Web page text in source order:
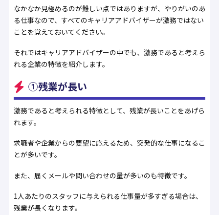
なかなか見極めるのが難しい点ではありますが、やりがいのあ
る仕事なので、すべてのキャリアアドバイザーが激務ではない
ことを覚えておいてください。
それではキャリアアドバイザーの中でも、激務であると考えら
れる企業の特徴を紹介します。
①残業が長い
激務であると考えられる特徴として、残業が長いことをあげら
れます。
求職者や企業からの要望に応えるため、突発的な仕事になるこ
とが多いです。
また、届くメールや問い合わせの量が多いのも特徴です。
1人あたりのスタッフに与えられる仕事量が多すぎる場合は、
残業が長くなります。